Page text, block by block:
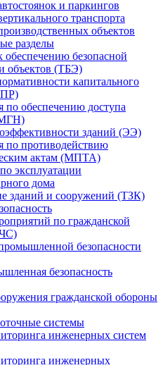
и паркингов
транспорта
объектов
разделы
обеспечению безопасной
объектов (ТБЭ)
капитального
по обеспечению доступа
зданий (ЭЭ)
по противодействию
актам (МПТА)
эксплуатации
дома
зданий и сооружений (ТЗК)
по гражданской
безопасности
безопасность
гражданской обороны
системы
инженерных систем
инженерных